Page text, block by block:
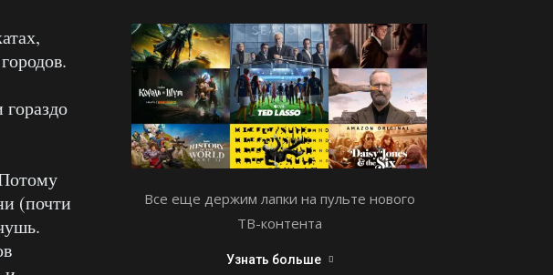
(почти
Все еще держим лапки на пульте нового
ТВ-контента
Узнать больше